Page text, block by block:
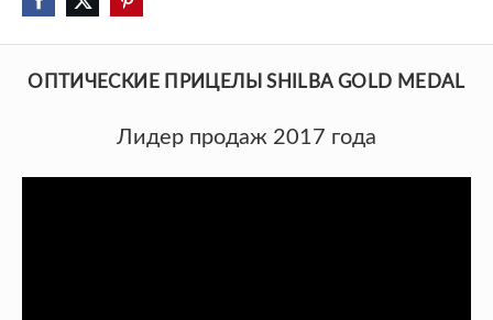
ОПТИЧЕСКИЕ ПРИЦЕЛЫ SHILBA GOLD MEDAL
Лидер продаж 2017 года